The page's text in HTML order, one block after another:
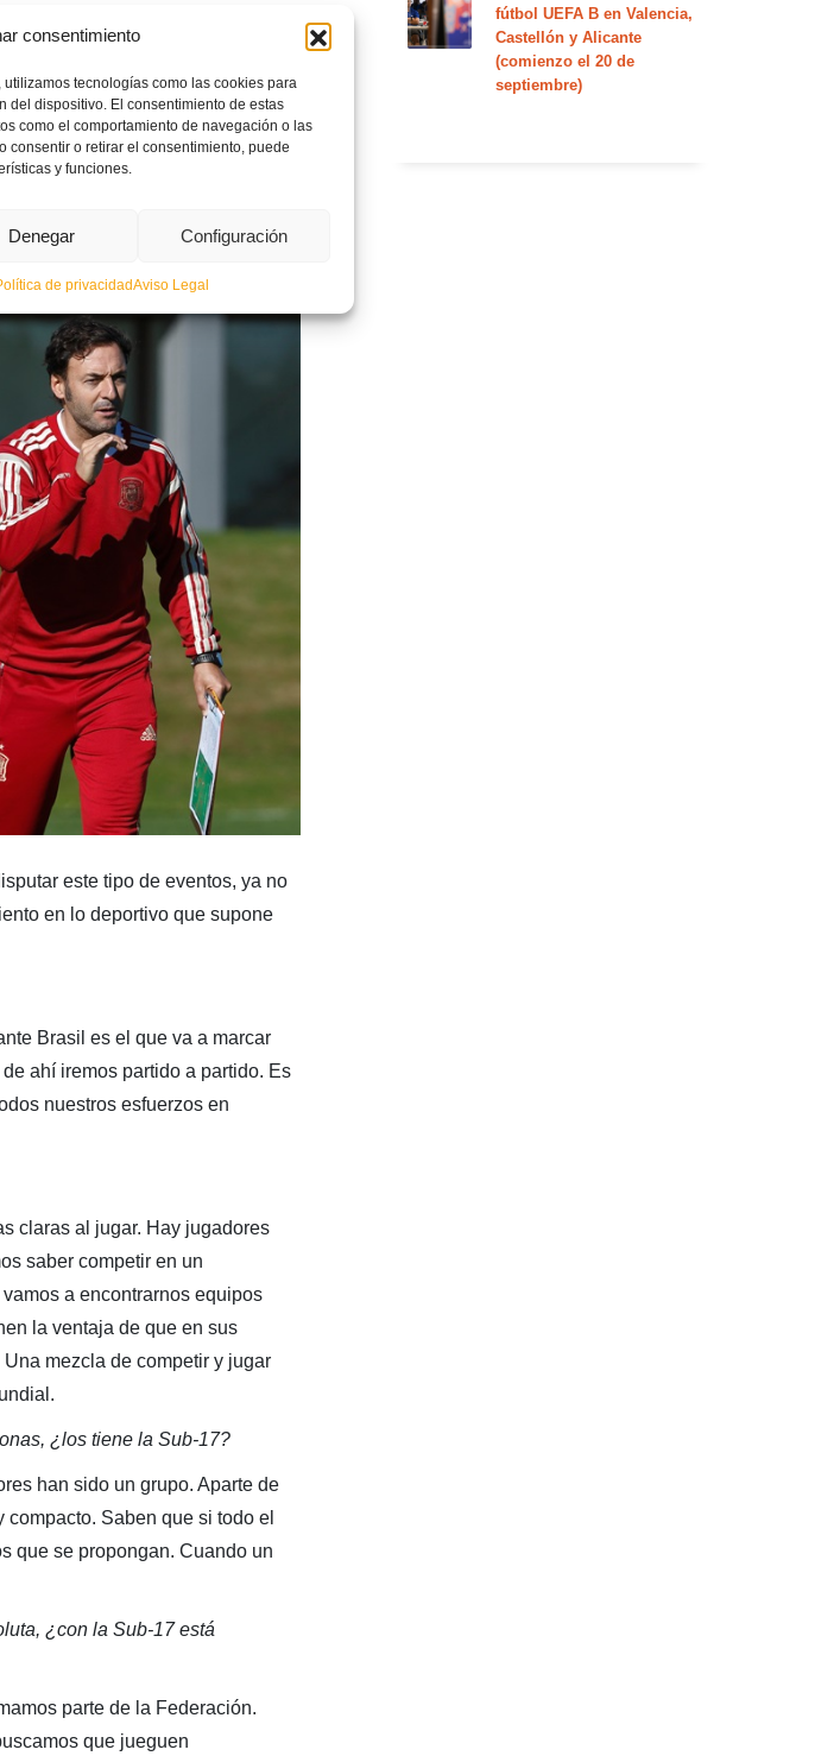
consentimiento
tecnologías como las cookies para
del dispositivo. El consentimiento de estas
como el comportamiento de navegación o las
consentir o retirar el consentimiento, puede
y funciones.
Denegar Configuración
de privacidadAviso Legal
uno de los dominadores
que supone el tipo de juego de
pero el partido fue muy
finales no se resolvió. El objetivo
esperan en India,
a juntarse y adoptar de nuevo
este tipo de eventos, ya no
en lo deportivo que supone
Brasil es el que va a marcar
ahí iremos partido a partido. Es
nuestros esfuerzos en
claras al jugar. Hay jugadores
saber competir en un
a encontrarnos equipos
la ventaja de que en sus
mezcla de competir y jugar
¿los tiene la Sub-17?
han sido un grupo. Aparte de
Saben que si todo el
que se propongan. Cuando un
¿con la Sub-17 está
parte de la Federación.
que jueguen
fútbol UEFA B en Valencia,
Castellón y Alicante
(comienzo el 20 de
septiembre)